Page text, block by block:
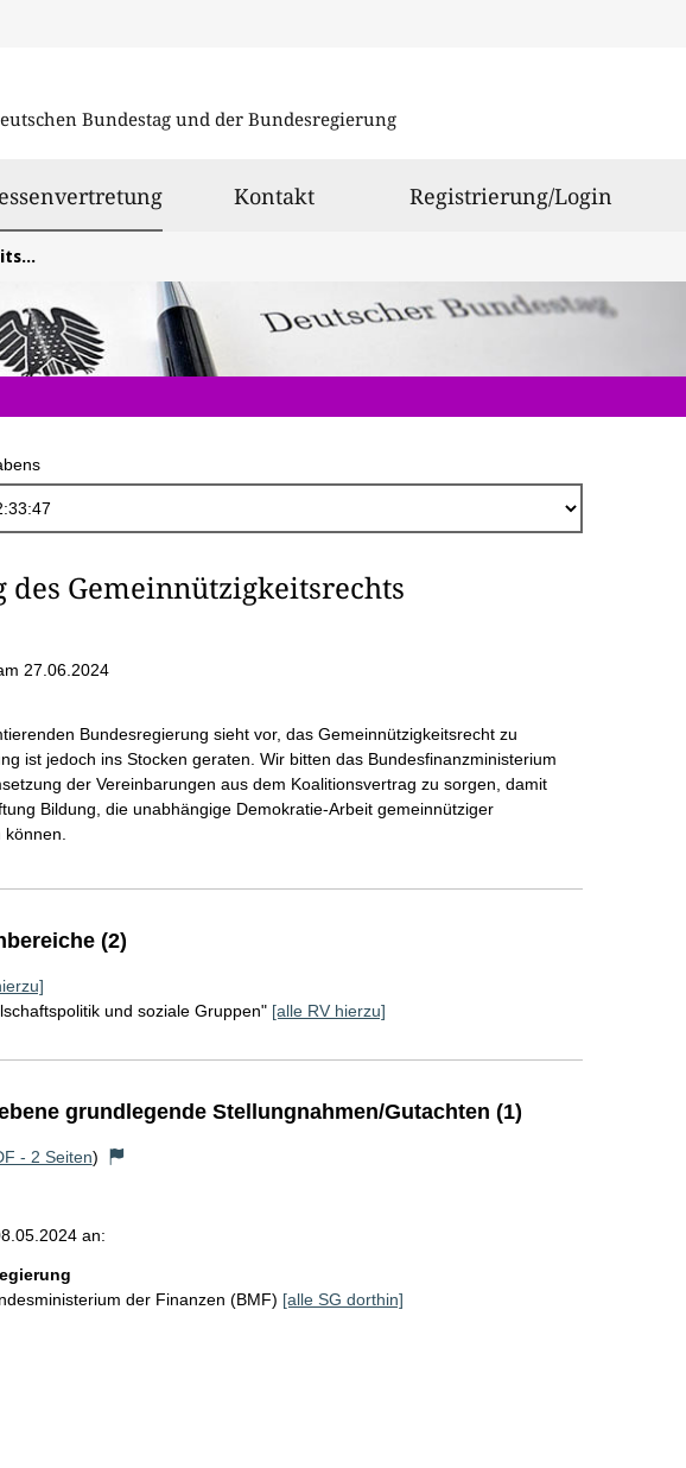
Bundestag und der Bundesregierung
ausgewählt
Kontakt Registrierung/Login
Gemeinnützigkeitsrechts
27.06.2024
Bundesregierung sieht vor, das Gemeinnützigkeitsrecht zu
ist jedoch ins Stocken geraten. Wir bitten das Bundesfinanzministerium
der Vereinbarungen aus dem Koalitionsvertrag zu sorgen, damit
Bildung, die unabhängige Demokratie-Arbeit gemeinnütziger
(2)
und soziale Gruppen" [alle RV hierzu]
grundlegende Stellungnahmen/Gutachten (1)
- 2 Seiten)
an:
der Finanzen (BMF) [alle SG dorthin]